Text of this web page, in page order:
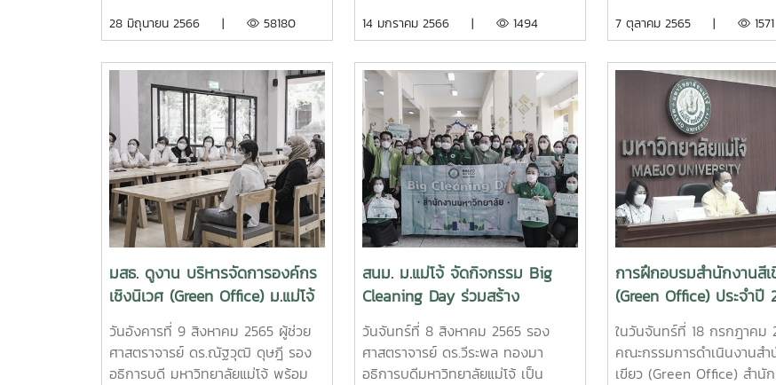
กีฬาเฉลิมพระเกียรติ มหาวิทยาลัยแม่
ZOOM
MEETING https://maejo.link?
L=hg2W
28 มิถุนายน 2566 | 58180
อาคารสำนักงานมหาวิทยาลัย ภายใต้
แวดล้อม และการฝึกซ้อมแผนอัคคีภัย
ประจำปีงบประมาณ พ.ศ. 2565 โดยมี
ผู้ช่วยศาสตราจารย์พาวิน มะโนชัย รอง
อธิการบดี และบุคลากร ตลอดจนผู้ใช้
อาคาร เข้าร่วมกิจกรรมฝึกซ้อมแผน
อัคคีภัยและการอพยพหนีไฟ เพื่อให้
สามารถปฏิบัติตามแผนและขั้นตอนการ
ปฏิบัติได้อย่างถูกต้อง ทั้งนี้ ได้รับการ
สนับสนุนการฝึกซ้อมแผนจากเทศบาล
เมืองแม่โจ้ ตลอดจนให้คำแนะนำเกี่ยว
กับการฝึกซ้อมแผนในครั้งนี้ด้วย
14 มกราคม 2566 | 1494 7 ตุลาคม 2565 | 1571
มสธ. ดูงาน บริหารจัดการองค์กร
เชิงนิเวศ (Green Office) ม.แม่โจ้
วันอังคารที่ 9 สิงหาคม 2565 ผู้ช่วย
ศาสตราจารย์ ดร.ณัฐวุฒิ ดุษฎี รอง
อธิการบดี มหาวิทยาลัยแม่โจ้ พร้อม
สนม. ม.แม่โจ้ จัดกิจกรรม Big
Cleaning Day ร่วมสร้าง
สำนักงานสีเขียว พร้อมขับเคลื่อน
นโยบาย Green University
วันจันทร์ที่ 8 สิงหาคม 2565 รอง
ศาสตราจารย์ ดร.วีระพล ทองมา
อธิการบดีมหาวิทยาลัยแม่โจ้ เป็น
การฝึกอบรมสำนักงานสีเ
(Green Office) ประจำปี
จำนวน 2 หลักสูตร
ในวันจันทร์ที่ 18 กรกฎาคม
คณะกรรมการดำเนินงานส
เขียว (Green Office) สำนั